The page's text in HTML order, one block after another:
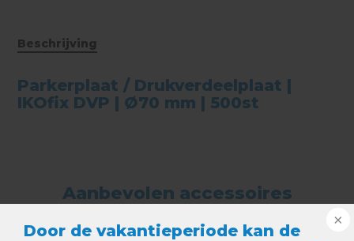
Door de vakantieperiode kan de
Beschrijving
Parkerplaat / Drukverdeelplaat |
IKOfix DVP | Ø70 mm | 500st
Aanbevolen accessoires